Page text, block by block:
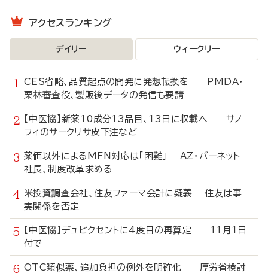
アクセスランキング
デイリー ウィークリー
CES省略、品質起点の開発に発想転換を PMDA・
栗林審査役、製販後データの発信も要請
【中医協】新薬10成分13品目、13日に収載へ サノ
フィのサークリサ皮下注など
薬価以外によるMFN対応は「困難」 AZ・バーネット
社長、制度改革求める
米投資調査会社、住友ファーマ会計に疑義 住友は事
実関係を否定
【中医協】デュピクセントに4度目の再算定 11月1日
付で
OTC類似薬、追加負担の例外を明確化 厚労省検討